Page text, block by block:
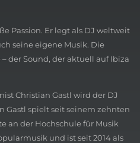
Passion. Er legt als DJ weltweit
seine eigene Musik. Die
der Sound, der aktuell auf Ibiza
Christian Gastl wird der DJ
Gastl spielt seit seinem zehnten
an der Hochschule für Musik
und ist seit 2014 als